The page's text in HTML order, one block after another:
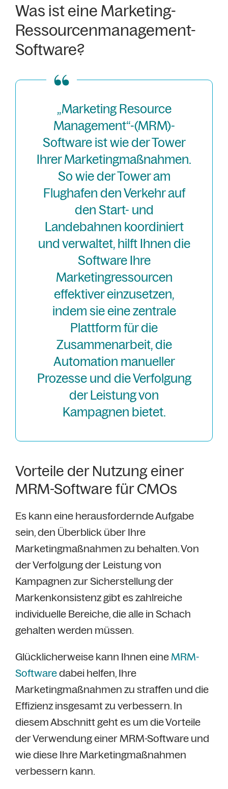
Was ist eine Marketing-
Ressourcenmanagement-
Software?
„Marketing Resource
Management“-(MRM)-
Software ist wie der Tower
Ihrer Marketingmaßnahmen.
So wie der Tower am
Flughafen den Verkehr auf
den Start- und
Landebahnen koordiniert
und verwaltet, hilft Ihnen die
Software Ihre
Marketingressourcen
effektiver einzusetzen,
indem sie eine zentrale
Plattform für die
Zusammenarbeit, die
Automation manueller
Prozesse und die Verfolgung
der Leistung von
Kampagnen bietet.
Vorteile der Nutzung einer
MRM-Software für CMOs
Es kann eine herausfordernde Aufgabe
sein, den Überblick über Ihre
Marketingmaßnahmen zu behalten. Von
der Verfolgung der Leistung von
Kampagnen zur Sicherstellung der
Markenkonsistenz gibt es zahlreiche
individuelle Bereiche, die alle in Schach
gehalten werden müssen.
Glücklicherweise kann Ihnen eineMRM-
Softwaredabei helfen, Ihre
Marketingmaßnahmen zu straffen und die
Effizienz insgesamt zu verbessern. In
diesem Abschnitt geht es um die Vorteile
der Verwendung einer MRM-Software und
wie diese Ihre Marketingmaßnahmen
verbessern kann.